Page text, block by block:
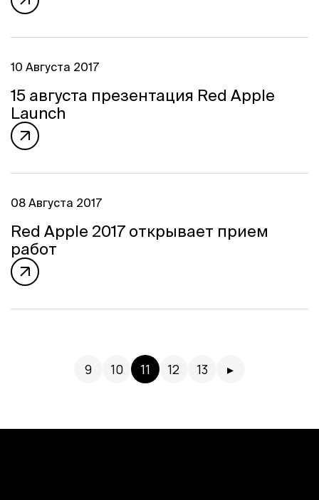
10 Августа 2017
15 августа презентация Red Apple
Launch
08 Августа 2017
Red Apple 2017 открывает прием
работ
9 10 11 12 13 ▸